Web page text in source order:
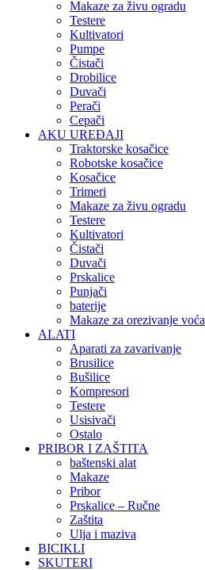
Makaze za živu ogradu
Testere
Kultivatori
Pumpe
Čistači
Drobilice
Duvači
Perači
Cepači
AKU UREĐAJI
Traktorske kosačice
Robotske kosačice
Kosačice
Trimeri
Makaze za živu ogradu
Testere
Kultivatori
Čistači
Duvači
Prskalice
Punjači
baterije
Makaze za orezivanje voća
ALATI
Aparati za zavarivanje
Brusilice
Bušilice
Kompresori
Testere
Usisivači
Ostalo
PRIBOR I ZAŠTITA
baštenski alat
Makaze
Pribor
Prskalice – Ručne
Zaštita
Ulja i maziva
BICIKLI
SKUTERI